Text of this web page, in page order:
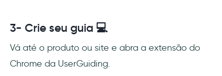
3- Crie seu guia 💻
Vá até o produto ou site e abra a extensão do
Chrome da UserGuiding.